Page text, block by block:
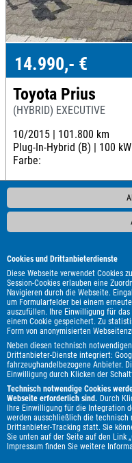
Cookies und Drittanbieterdienste
Diese Webseite verwendet Cookies
Session-Cookies erlauben eine
Navigieren durch die Webseite.
um Formularfelder bei einem
auszufüllen. Ihre Einwilligung für
einem Cookie gespeichert. Zu
Form von anonymisierten
Neben diesen technisch
Drittanbieter-Dienste integriert:
fahrzeughandelbezogene Anbieter.
Einwilligung durch Klicken der
Technisch notwendige Cookies
Webseite erforderlich sind. Durch
Ihre Einwilligung für die Integration
werden ausschließlich die technisch
Drittanbieter-Tracking statt. Sie
Sie unten auf der Seite auf den Link
Impressum finden Sie weitere
14.990,- €
Toyota Prius
(HYBRID) EXECUTIVE
10/2015 | 101.800 km
Plug-In-Hybrid (B) | 100
Farbe:
1 von